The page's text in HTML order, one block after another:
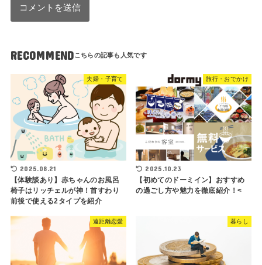
RECOMMEND
夫婦・子育て
2025.08.21
【体験談あり】赤ちゃんのお風呂
椅子はリッチェルが神！首すわり
前後で使える2タイプを紹介
旅行・おでかけ
2025.10.23
【初めてのドーミイン】おすすめ
の過ごし方や魅力を徹底紹介！<
遠距離恋愛 暮らし